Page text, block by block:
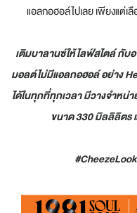
แอลกอฮอล์ไปเลย เพียงแต่
เติมบาลานซ์ให้ไลฟ์สไตล์ กับ
มอลต์ไม่มีแอลกอฮอล์ อย่าง
ได้ในทุกที่ทุกเวลา มีวางจำหน่
ขนาด 330 มิลลิลิตร